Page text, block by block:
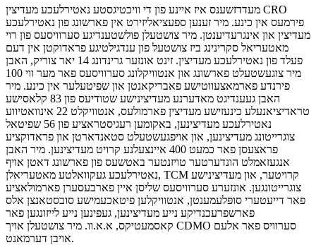
מעדדזשענס איז איינע פון ​​די וויכטיגסטע נאטירלעכע מעדיצין CRO
פירמעס אין כינע. מיר זענען ספעציאליזירט אין פארשונג פון נאטירלעכע
מעדיצין און אינגרעדיענטן. מיר צושטעלן פולשטענדיגע סערוויסעס פון רוי
מאטעריאל סקרינינג ביז צושטעל פון ענדגילטיגע פראדוקטן אין דעם
פעלד פון נאטירלעכע מעדיצין. זינט אונזער גרינדונג 14 יאר צוריק, האבן
מיר צוגעשטעלט פארשונג און אנטוויקלונג סערוויסעס פאר מער ווי 100
פירנדע פארמאצעווטישע פאבריקאנטן און שפיטעלער אין כינע. מיר
האבן געענדיגט מאדערנע מעדיצינישע שטודיעס פון 83 קלאסישע
טראדיציאנעלע כינעזישע מעדיצין פארמולעס, אנטוויקלט 22 אינוואטיווע
נאטירלעכע מעדיצינען, באקומען רעגיסטראציע פון ​​56 שפיטאל
צוגרייטונג מעדיצינען, און אויפגעשטעלט סטאנדארטן און פראדוקציע
פראצעסן פאר כמעט 400 איינצעלנע קרויט מעדיצינען. מיר האבן
אנגעזאמלט הונדערטער טויזנטער באטשעס פון פארשונג דאטן אויף
נאטירלעכע געקוואלטע מאטעריאלן, TCM קרויטער, און מעדיצינישע
צוגרייטונגען. אונזערע סערוויסעס שליסן איין פארבעסערן פארמולאציע
פאר דייעטערי סופּלעמענטן, אנטוויקלען פיטאכעמישע סובסטאנצן אלס
פארשפרעכנדיקע נייע מעדיצינען, געפינען נייע לייזונגען פאר
קאסמעטיקס, א.א.וו. מיר צושטעלן אויך CDMO סערוויס פאר אלעם
אויבן דערמאנט.